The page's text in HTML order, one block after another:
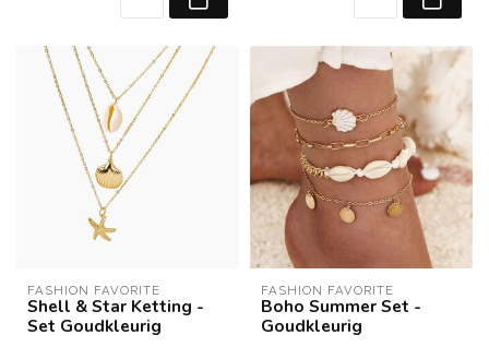
FASHION FAVORITE
Shell & Star Ketting -
Set Goudkleurig
FASHION FAVORITE
Boho Summer Set -
Goudkleurig